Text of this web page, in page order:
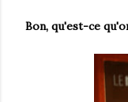
Bon, qu'est-ce